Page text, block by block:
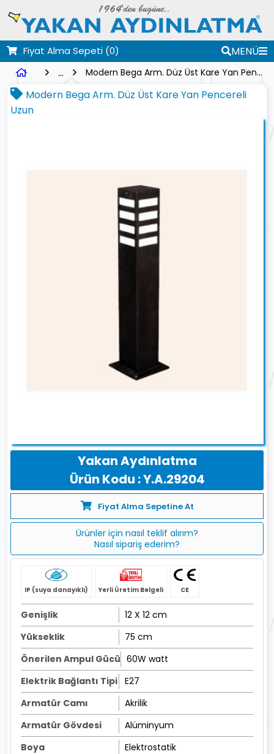
Fiyat Alma Sepeti (0)
MENÜ
...
Modern Bega Arm. Düz Üst Kare Yan Pencereli Uzun
Modern Bega Arm. Düz Üst Kare Yan Pencereli
Uzun
Yakan Aydınlatma
Ürün Kodu : Y.A.29204
Fiyat Alma Sepetine At
Ürünler için nasıl teklif alırım?
Nasıl sipariş ederim?
IP (suya danayıklı) Yerli Üretim Belgeli CE
Genişlik
12 X 12 cm
Yükseklik
75 cm
Önerilen Ampul Gücü 60W watt
Elektrik Bağlantı Tipi
E27
Armatür Camı
Akrilik
Armatür Gövdesi
Alüminyum
Boya
Elektrostatik